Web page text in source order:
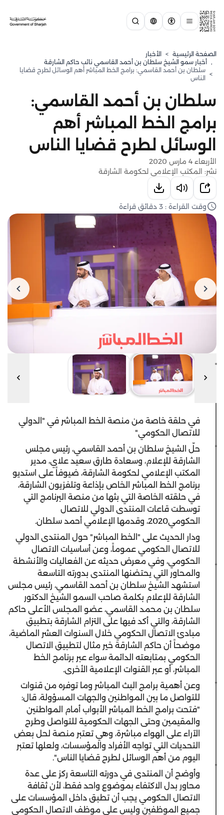
الصفحة الرئيسية > الأخبار
, ⁠أخبار سمو الشيخ سلطان بن أحمد القاسمي نائب حاكم الشارقة
>
سلطان بن أحمد القاسمي: برامج الخط المباشر أهم الوسائل لطرح قضايا
الناس
سلطان بن أحمد القاسمي:
برامج الخط المباشر أهم
الوسائل لطرح قضايا الناس
الأربعاء 4 مارس 2020
نشر: المكتب الإعلامي لحكومة الشارقة
وقت القراءة : 3 دقائق قراءة
في حلقة خاصة من منصة الخط المباشر في "الدولي
للاتصال الحكومي"
حلّ الشيخ سلطان بن أحمد القاسمي، رئيس مجلس
الشارقة للإعلام، وسعادة طارق سعيد علاي، مدير
المكتب الإعلامي لحكومة الشارقة، ضيوفاً على استديو
برنامج الخط المباشر الخاص بإذاعة وتلفزيون الشارقة،
في حلقته الخاصة التي بثها من منصة البرنامج التي
توسطت قاعات المنتدى الدولي للاتصال
الحكومي2020، وقدمها الإعلامي أحمد سلطان.
ودار الحديث على "الخط المباشر" حول المنتدى الدولي
للاتصال الحكومي عموماً، وعن أساسيات الاتصال
الحكومي، وفي معرض حديثه عن الفعاليات والأنشطة
والمحاور التي يحتضنها المنتدى بدورته التاسعة
استشهد الشيخ سلطان بن أحمد القاسمي، رئيس مجلس
الشارقة للإعلام بكلمة صاحب السمو الشيخ الدكتور
سلطان بن محمد القاسمي، عضو المجلس الأعلى حاكم
الشارقة، والتي أكد فيها على التزام الشارقة بتطبيق
مبادئ الاتصال الحكومي خلال السنوات العشر الماضية،
موضحاً أن حاكم الشارقة خير مثال لتطبيق الاتصال
الحكومي بمتابعته الدائمة سواء عبر برنامج الخط
المباشر، أو عبر القنوات الإعلامية الأخرى.
وعن أهمية برامج البث المباشر وما توفره من قنوات
للتواصل ما بين المواطنين والجهات المسؤولة، قال:
"فتحت برامج الخط المباشر الأبواب أمام المواطنين
والمقيمين وحتى الجهات الحكومية للتواصل وطرح
الآراء على الهواء مباشرة، وهي تعتبر منصة لحل بعض
التحديات التي تواجه الأفراد والمؤسسات، ولعلها تعتبر
اليوم من أهم الوسائل لطرح قضايا الناس".
وأوضح أن المنتدى في دورته التاسعة ركز على عدة
محاور بدل الاكتفاء بموضوع واحد فقط، لأن ثقافة
الاتصال الحكومي يجب أن تطبق داخل المؤسسات على
جميع الموظفين وليس على موظف الاتصال الحكومي